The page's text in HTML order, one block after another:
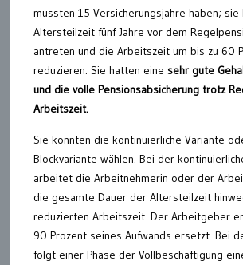
mussten 15 Versicherungsjahre haben;
Altersteilzeit fünf Jahre vor dem
antreten und die Arbeitszeit um bis zu 60
reduzieren. Sie hatten eine sehr gute
und die volle Pensionsabsicherung trotz
Arbeitszeit.
Sie konnten die kontinuierliche Variante
Blockvariante wählen. Bei der
arbeitet die Arbeitnehmerin oder der
die gesamte Dauer der Altersteilzeit
reduzierten Arbeitszeit. Der Arbeitgeber
90 Prozent seines Aufwands ersetzt. Bei
folgt einer Phase der Vollbeschäftigung